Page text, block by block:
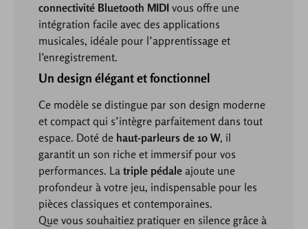
connectivité Bluetooth MIDI vous offre une
intégration facile avec des applications
musicales, idéale pour l’apprentissage et
l’enregistrement.
Un design élégant et fonctionnel
Ce modèle se distingue par son design moderne
et compact qui s’intègre parfaitement dans tout
espace. Doté de haut-parleurs de 10 W, il
garantit un son riche et immersif pour vos
performances. La triple pédale ajoute une
profondeur à votre jeu, indispensable pour les
pièces classiques et contemporaines.
Que vous souhaitiez pratiquer en silence grâce à